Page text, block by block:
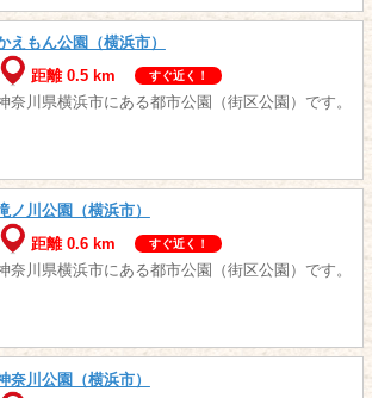
えもん公園（横浜市）
距離 0.5 km
すぐ近く！
奈川県横浜市にある都市公園（街区公園）です。
ノ川公園（横浜市）
距離 0.6 km
すぐ近く！
奈川県横浜市にある都市公園（街区公園）です。
奈川公園（横浜市）